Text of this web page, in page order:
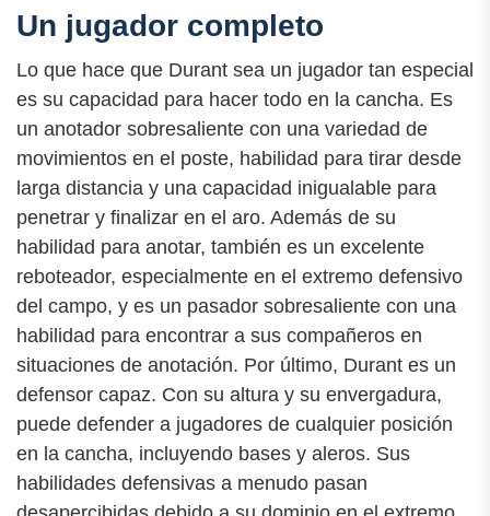
Un jugador completo
Lo que hace que Durant sea un jugador tan especial
es su capacidad para hacer todo en la cancha. Es
un anotador sobresaliente con una variedad de
movimientos en el poste, habilidad para tirar desde
larga distancia y una capacidad inigualable para
penetrar y finalizar en el aro. Además de su
habilidad para anotar, también es un excelente
reboteador, especialmente en el extremo defensivo
del campo, y es un pasador sobresaliente con una
habilidad para encontrar a sus compañeros en
situaciones de anotación. Por último, Durant es un
defensor capaz. Con su altura y su envergadura,
puede defender a jugadores de cualquier posición
en la cancha, incluyendo bases y aleros. Sus
habilidades defensivas a menudo pasan